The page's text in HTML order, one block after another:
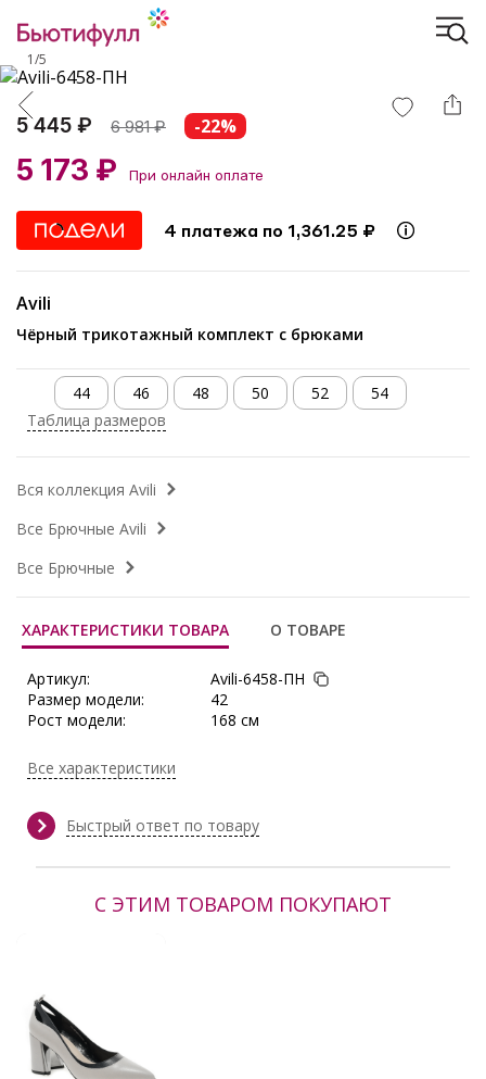
1/5
5 445 ₽ 6 981₽ -22%
5 173 ₽ При онлайн оплате
4 платежа по 1,361.25 ₽
Avili
Чёрный трикотажный комплект с брюками
44 46 48 50 52
54
Таблица размеров
Вся коллекция Avili
Все Брючные Avili
Все Брючные
ХАРАКТЕРИСТИКИ ТОВАРА О ТОВАРЕ
Артикул:
Avili-6458-ПН
Размер модели:
42
Рост модели:
168 см
Тип ткани:
Зима
Производитель:
Все характеристики
Быстрый ответ по товару
С ЭТИМ ТОВАРОМ ПОКУПАЮТ